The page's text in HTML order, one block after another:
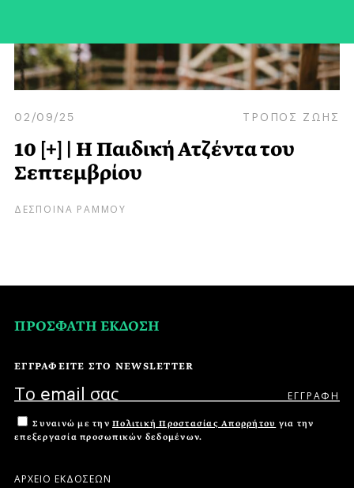
02/09/25 ΤΡΟΠΟΣ ΖΩΗΣ
10 [+] | Η Παιδική Ατζέντα του
Σεπτεμβρίου
ΔΕΣΠΟΙΝΑ ΡΑΜΜΟΥ
ΠΡΟΣΦΑΤΗ ΕΚΔΟΣΗ
ΕΓΓΡΑΦΕΙΤΕ ΣΤΟ NEWSLETTER
Συναινώ με την Πολιτική Προστασίας Απορρήτου για την
επεξεργασία προσωπικών δεδομένων.
ΑΡΧΕΙΟ ΕΚΔΟΣΕΩΝ